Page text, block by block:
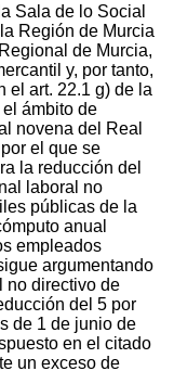
Sala de lo Social
Región de Murcia
de Murcia,
y, por tanto,
el art. 22.1 g) de la
ámbito de
novena del Real
el que se
la reducción del
laboral no
públicas de la
anual
empleados
argumentando
no directivo de
del 5 por
de 1 de junio de
en el citado
un exceso de